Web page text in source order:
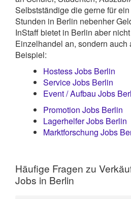
Selbstständige die gerne für
Stunden in Berlin nebenher
InStaff bietet in Berlin aber
Einzelhandel an, sondern auch
Beispiel:
Hostess Jobs Berlin
Service Jobs Berlin
Event / Aufbau Jobs
Promotion Jobs Berlin
Lagerhelfer Jobs Berlin
Marktforschung Jobs
Häufige Fragen zu
Jobs in Berlin